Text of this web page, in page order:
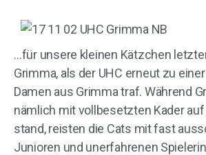
…für unsere kleinen Kätzchen
Grimma, als der UHC erneut zu
Damen aus Grimma traf. Während
nämlich mit vollbesetzten Kader
stand, reisten die Cats mit fast
Junioren und unerfahrenen